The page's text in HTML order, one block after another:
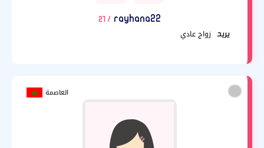
rayhana22
/ 21
يريد
زواج عادي
العاصمة